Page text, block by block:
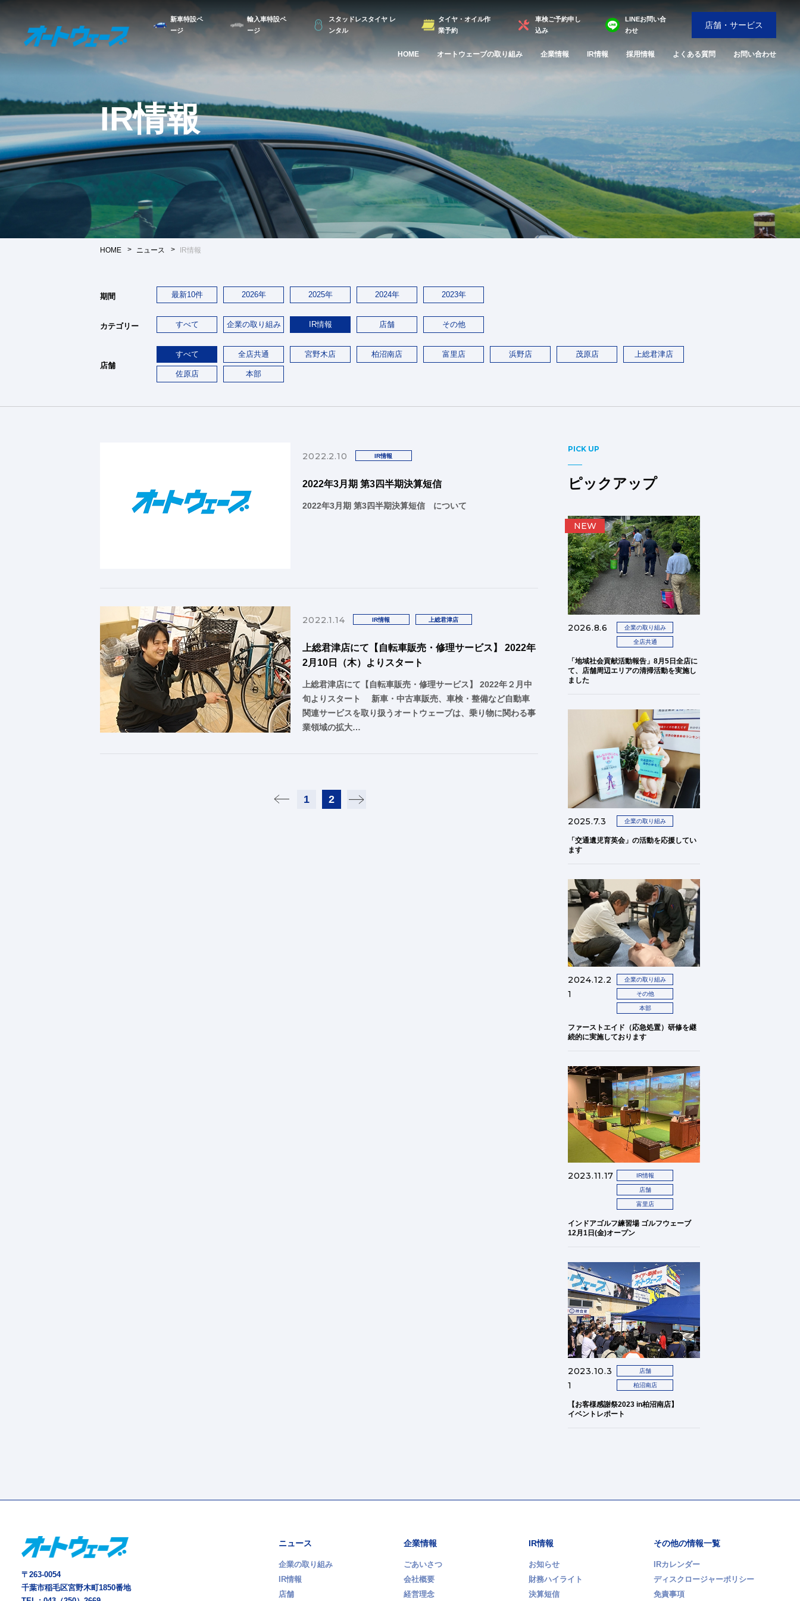
新車特設ペ
ージ
輸入車特設ペ
ージ
スタッドレスタイヤ レ
ンタル
タイヤ・オイル作
業予約
車検ご予約申し
込み
LINEお問い合
わせ
店舗・サービス
HOME オートウェーブの取り組み 企業情報 IR情報 採用情報 よくある質問 お問い合わせ
IR情報
HOME ニュース IR情報
期間 最新10件 2026年 2025年 2024年 2023年
カテゴリー すべて 企業の取り組み IR情報 店舗 その他
店舗
すべて 全店共通 宮野木店 柏沼南店 富里店 浜野店 茂原店 上総君津店
佐原店 本部
2022.2.10 IR情報
2022年3月期 第3四半期決算短信
2022年3月期 第3四半期決算短信 について
2022.1.14 IR情報 上総君津店
上総君津店にて【自転車販売・修理サービス】 2022年
2月10日（木）よりスタート
上総君津店にて【自転車販売・修理サービス】 2022年２月中
旬よりスタート 新車・中古車販売、車検・整備など自動車
関連サービスを取り扱うオートウェーブは、乗り物に関わる事
業領域の拡大…
1 2
PICK UP
ピックアップ
2026.8.6 企業の取り組み
全店共通
「地域社会貢献活動報告」8月5日全店に
て、店舗周辺エリアの清掃活動を実施し
ました
NEW
2025.7.3 企業の取り組み
「交通遺児育英会」の活動を応援してい
ます
2024.12.2
1
企業の取り組み
その他
本部
ファーストエイド（応急処置）研修を継
続的に実施しております
2023.11.17 IR情報
店舗
富里店
インドアゴルフ練習場 ゴルフウェーブ
12月1日(金)オープン
2023.10.3
1
店舗
柏沼南店
【お客様感謝祭2023 in柏沼南店】
イベントレポート
〒263-0054
千葉市稲毛区宮野木町1850番地
ニュース
企業の取り組み
IR情報
店舗
企業情報
ごあいさつ
会社概要
経営理念
IR情報
お知らせ
財務ハイライト
決算短信
その他の情報一覧
IRカレンダー
ディスクロージャーポリシー
免責事項